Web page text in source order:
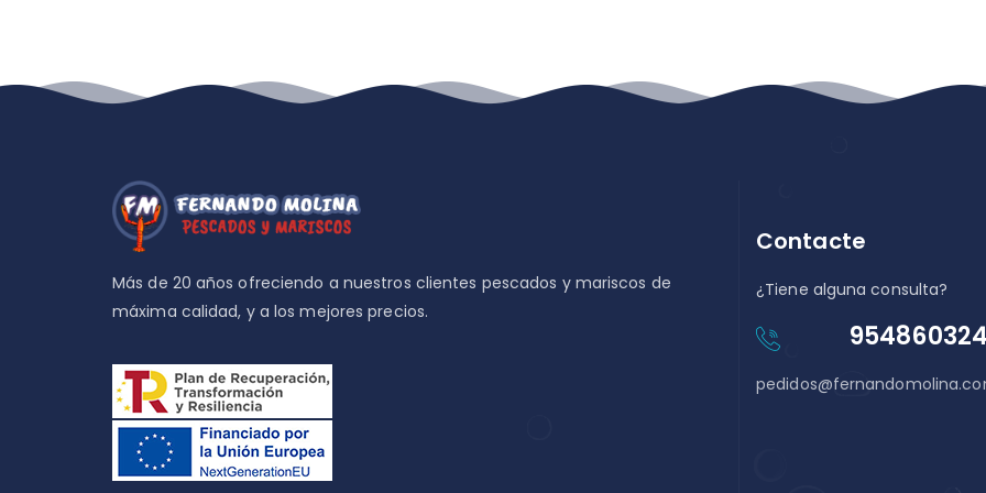
Más de 20 años ofreciendo a nuestros clientes pescados y mariscos de
máxima calidad, y a los mejores precios.
Contacte
¿Tiene alguna consulta?